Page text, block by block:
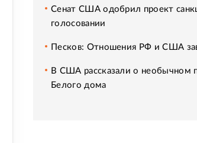
Сенат США одобрил проект
голосовании
Песков: Отношения РФ и США
В США рассказали о необычном
Белого дома